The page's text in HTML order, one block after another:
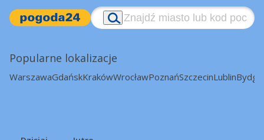
Popularne lokalizacje
WarszawaGdańskKrakówWrocławPoznańSzczecinLublin